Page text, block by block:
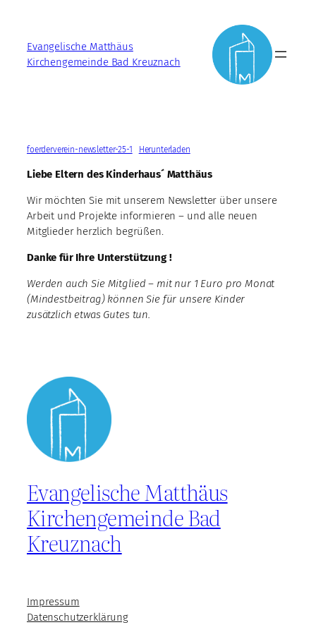
springenEvangelische Matthäus
Kirchengemeinde Bad Kreuznach
foerderverein-newsletter-25-1 Herunterladen
Liebe Eltern des Kinderhaus´ Matthäus
Wir möchten Sie mit unserem Newsletter über unsere
Arbeit und Projekte informieren – und alle neuen
Mitglieder herzlich begrüßen.
Danke für Ihre Unterstützung !
Werden auch Sie Mitglied – mit nur 1 Euro pro Monat
(Mindestbeitrag) können Sie für unsere Kinder
zusätzlich etwas Gutes tun.
Evangelische Matthäus
Kirchengemeinde Bad
Kreuznach
Impressum
Datenschutzerklärung